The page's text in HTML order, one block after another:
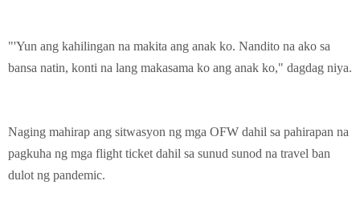
"'Yun ang kahilingan na makita ang anak ko. Nandito na ako sa
bansa natin, konti na lang makasama ko ang anak ko," dagdag niya.
Naging mahirap ang sitwasyon ng mga OFW dahil sa pahirapan na
pagkuha ng mga flight ticket dahil sa sunud sunod na travel ban
dulot ng pandemic.